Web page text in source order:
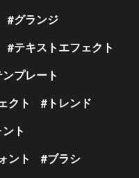
グランジ
テキストエフェクト
プレート
クト
トレンド
ト
ント
ブラシ